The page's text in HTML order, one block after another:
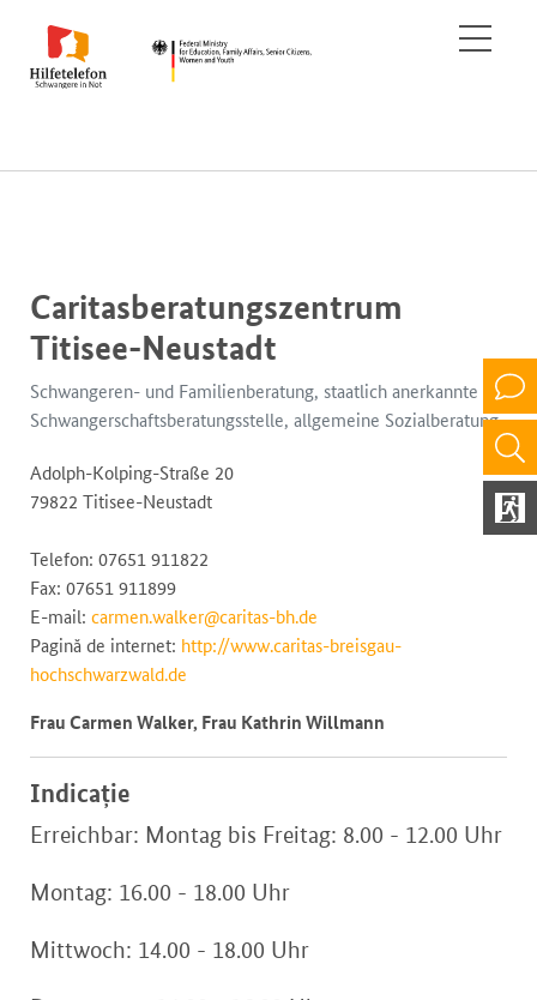
Caritasberatungszentrum
Titisee-Neustadt
Schwangeren- und Familienberatung, staatlich anerkannte
Schwangerschaftsberatungsstelle, allgemeine Sozialberatung
Adolph-Kolping-Straße 20
79822 Titisee-Neustadt
Telefon: 07651 911822
Fax: 07651 911899
E-mail: carmen.walker@caritas-bh.de
Pagină de internet: http://www.caritas-breisgau-
hochschwarzwald.de
Frau Carmen Walker, Frau Kathrin Willmann
Indicație
Erreichbar: Montag bis Freitag: 8.00 - 12.00 Uhr
Montag: 16.00 - 18.00 Uhr
Mittwoch: 14.00 - 18.00 Uhr